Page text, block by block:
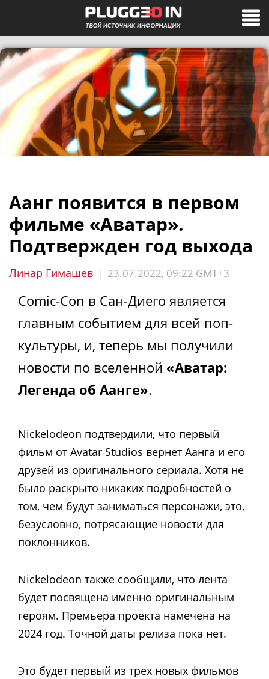
Аанг появится в первом
фильме «Аватар».
Подтвержден год выхода
Линар Гимашев | 23.07.2022, 09:22 GMT+3
Comic-Con в Сан-Диего является
главным событием для всей поп-
культуры, и, теперь мы получили
новости по вселенной «Аватар:
Легенда об Аанге».
Nickelodeon подтвердили, что первый
фильм от Avatar Studios вернет Аанга и его
друзей из оригинального сериала. Хотя не
было раскрыто никаких подробностей о
том, чем будут заниматься персонажи, это,
безусловно, потрясающие новости для
поклонников.
Nickelodeon также сообщили, что лента
будет посвящена именно оригинальным
героям. Премьера проекта намечена на
2024 год. Точной даты релиза пока нет.
Это будет первый из трех новых фильмов